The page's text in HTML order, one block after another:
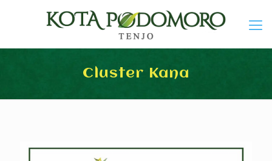
Cluster Kana